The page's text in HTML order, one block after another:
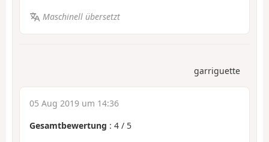
Maschinell übersetzt
garriguette
05 Aug 2019 um 14:36
Gesamtbewertung : 4 / 5